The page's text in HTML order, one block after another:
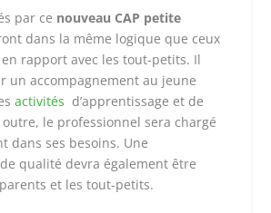
par ce nouveau CAP petite
dans la même logique que ceux
rapport avec les tout-petits. Il
un accompagnement au jeune
activités d’apprentissage et de
outre, le professionnel sera chargé
dans ses besoins. Une
qualité devra également être
et les tout-petits.